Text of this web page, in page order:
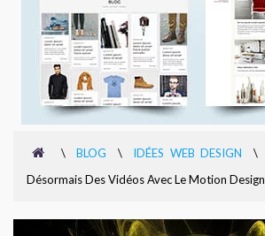
\ BLOG \ IDÉES WEB DESIGN \
Désormais Des Vidéos Avec Le Motion Design